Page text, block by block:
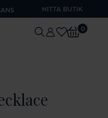
HITTA BUTIK
0